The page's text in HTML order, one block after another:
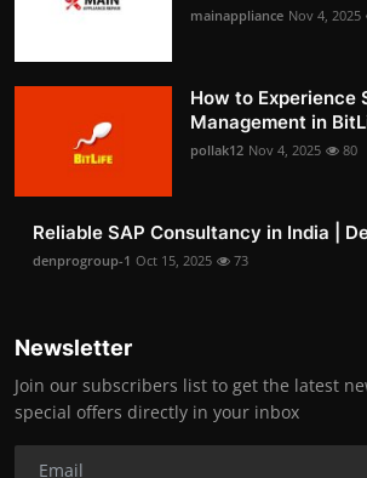
mainappliance Nov 4, 2025
How to Experience
Management in
pollak12 Nov 4, 2025 80
Reliable SAP Consultancy in India |
denprogroup-1 Oct 15, 2025 73
Newsletter
Join our subscribers list to get the latest
special offers directly in your inbox